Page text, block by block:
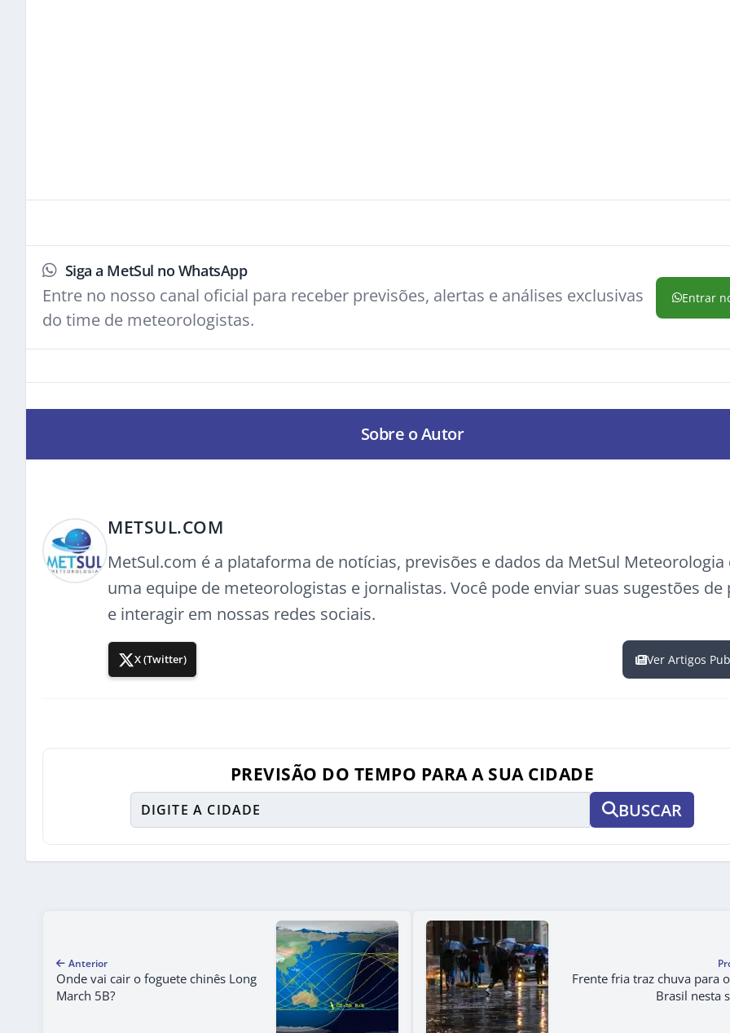
Siga a MetSul no WhatsApp
Entre no nosso canal oficial para receber previsões, alertas e análises exclusivas
do time de meteorologistas.
Entrar
Sobre o Autor
METSUL.COM
MetSul.com é a plataforma de notícias, previsões e dados da MetSul Meteorologia
uma equipe de meteorologistas e jornalistas. Você pode enviar suas sugestões de
e interagir em nossas redes sociais.
X (Twitter) Ver Artigos
PREVISÃO DO TEMPO PARA A SUA CIDADE
BUSCAR
Anterior
Onde vai cair o foguete chinês Long
March 5B?
Frente fria traz chuva para
Brasil nesta